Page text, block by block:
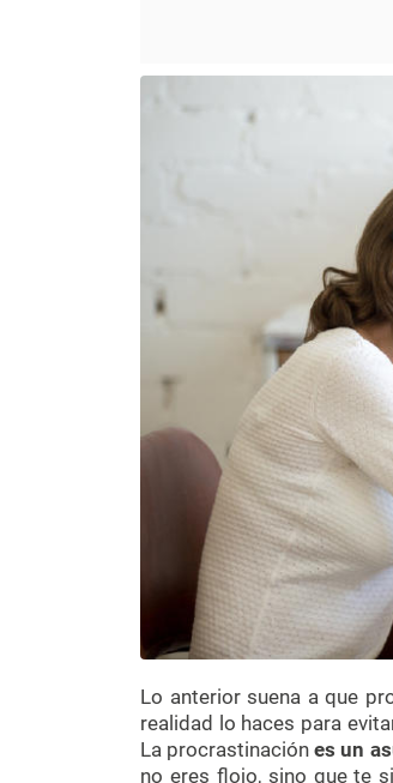
Lo anterior suena a que
realidad lo haces para
La procrastinación es un
no eres flojo, sino que te